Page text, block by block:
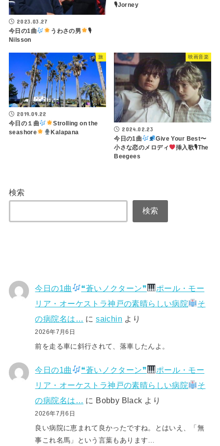
2023.03.27
今日の1曲 うわさの男
🎙
Nilsson
🎙Jorney
旅
2019.09.22
今日の１曲
Strolling on the
seashore
Kalapana
映画音楽
2024.02.23
今日の1曲
Give Your Best〜
小さな恋のメロディ
挿入歌🎙The
Beegees
検索
検索
今日の1曲 ❝蒼いノクターン❞
ポール・モー
リア・オーケストラ神戸の素晴らしい病院
そ
の病院名は… にsaichin より
2026年7月6日
前を走る車に斜行されて、落車したんよ。
今日の1曲 ❝蒼いノクターン❞
ポール・モー
リア・オーケストラ神戸の素晴らしい病院
そ
の病院名は… に Bobby Black より
2026年7月6日
良い病院に恵まれて良かったですね。とはいえ、「無
事これ名馬」という言葉もあります…